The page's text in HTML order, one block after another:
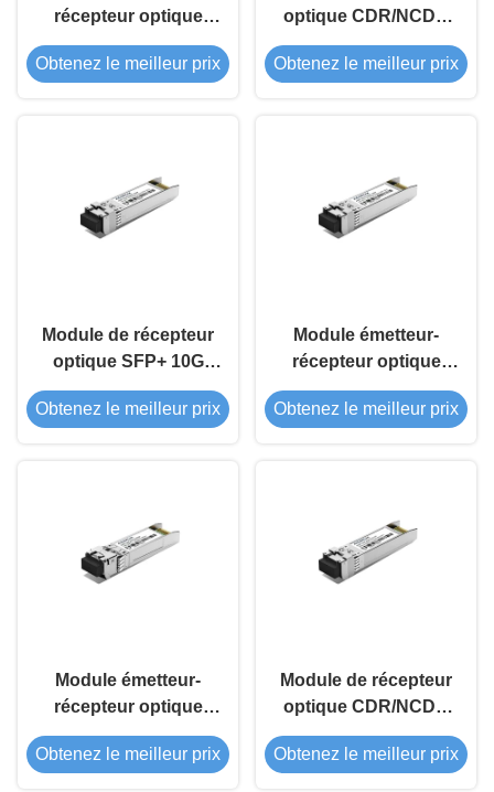
récepteur optique
SFP+ 10G BIDI 80Km
Obtenez le meilleur prix
optique CDR/NCDR
SFP+ 10G CWDM 40
km
Obtenez le meilleur prix
Module de récepteur
optique SFP+ 10G
BIDI de 20 km
Obtenez le meilleur prix
Module émetteur-
récepteur optique
SFP+ 10G BIDI 10Km
Obtenez le meilleur prix
Module émetteur-
récepteur optique
SFP+ 10G 1550nm
40Km CDR/NCDR
Obtenez le meilleur prix
Module de récepteur
optique CDR/NCDR
SFP+ 10G DWDM 80
km
Obtenez le meilleur prix